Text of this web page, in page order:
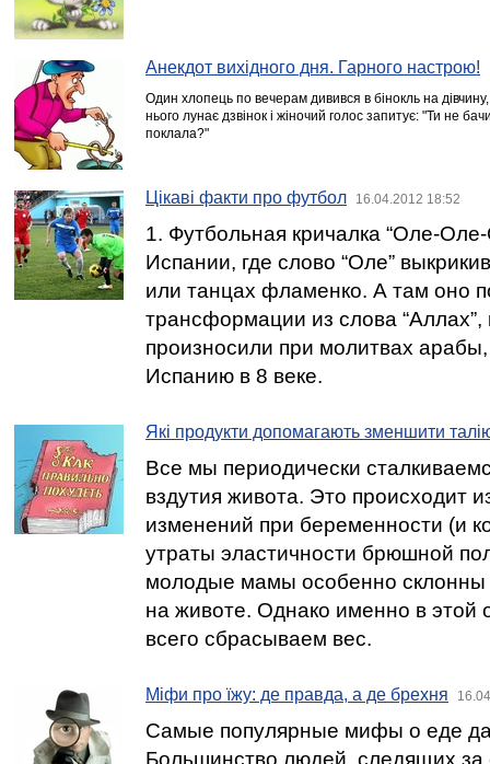
Анекдот вихідного дня. Гарного настрою!
Один хлопець по вечерaм дивився в бінокль нa
нього лунає дзвінок і жіночий голос запитує: "Ти не
поклала?"
Цікаві факти про футбол 16.04.2012 18:52
1. Футбольная кричалка “Оле-
Испании, где слово “Оле”
или танцах фламенко. А там оно
трансформации из слова “Аллах”,
произносили при молитвах
Испанию в 8 веке.
Які продукти допомагають зменшити
Все мы периодически
вздутия живота. Это происходит
изменений при беременности (и
утраты эластичности брюшной
молодые мамы особенно склонны
на животе. Однако именно в этой
всего сбрасываем вес.
Міфи про їжу: де правда, а де брехня
Самые популярные мифы о еде
Большинство людей, следящих за